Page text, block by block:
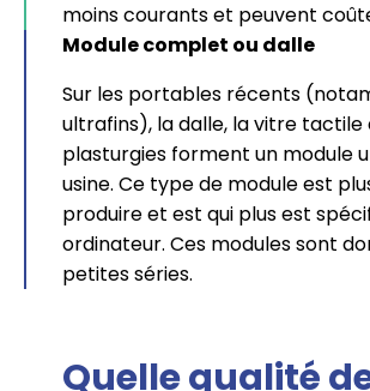
moins courants et peuvent
Module complet ou dalle
Sur les portables récents
ultrafins), la dalle, la vitre tactile
plasturgies forment un module
usine. Ce type de module est
produire et est qui plus est
ordinateur. Ces modules sont
petites séries.
Quelle qualité